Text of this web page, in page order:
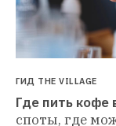
ГИД THE VILLAGE
Где пить кофе
споты, где